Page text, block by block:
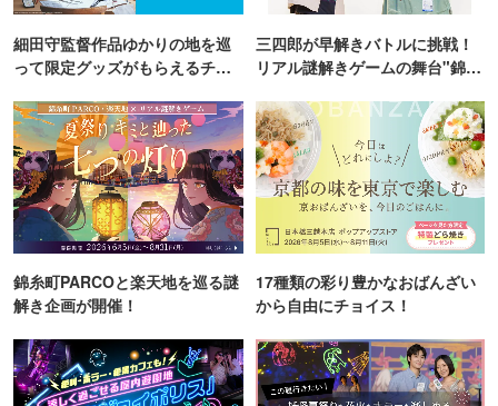
細田守監督作品ゆかりの地を巡
って限定グッズがもらえるチャ
三四郎が早解きバトルに挑戦！
リアル謎解きゲームの舞台"錦糸
錦糸町PARCOと楽天地を巡る謎
解き企画が開催！
17種類の彩り豊かなおばんざい
から自由にチョイス！